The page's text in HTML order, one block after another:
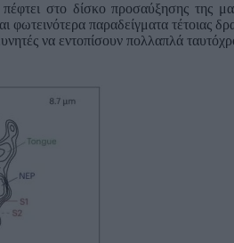
στο δίσκο προσαύξησης της
παραδείγματα τέτοιας
να εντοπίσουν πολλαπλά